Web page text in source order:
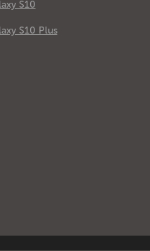
S10
S10 Plus